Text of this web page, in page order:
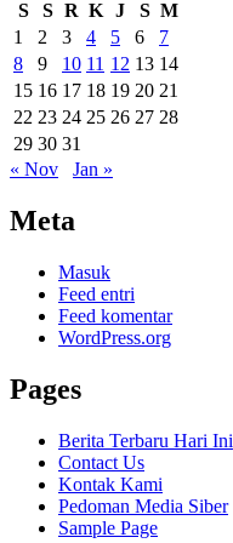
S S R K J S M
1
2 3 4 5 6
7
8
9 10 11 12 13 14
15 16 17 18 19 20 21
22 23 24 25 26 27 28
29 30 31
« Nov
Jan »
Meta
Masuk
Feed entri
Feed komentar
WordPress.org
Pages
Berita Terbaru Hari Ini
Contact Us
Kontak Kami
Pedoman Media Siber
Sample Page